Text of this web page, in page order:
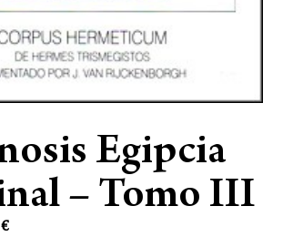
Egipcia
– Tomo III
€